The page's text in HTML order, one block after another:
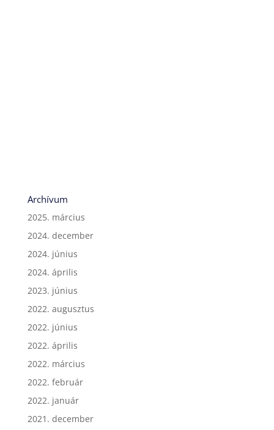
Archívum
2025. március
2024. december
2024. június
2024. április
2023. június
2022. augusztus
2022. június
2022. április
2022. március
2022. február
2022. január
2021. december